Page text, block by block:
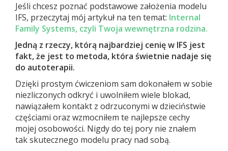
Jeśli chcesz poznać podstawowe założenia modelu
IFS, przeczytaj mój artykuł na ten temat: Internal
Family Systems, czyli Twoja wewnętrzna rodzina.
Jedną z rzeczy, którą najbardziej cenię w IFS jest
fakt, że jest to metoda, która świetnie nadaje się
do autoterapii.
Dzięki prostym ćwiczeniom sam dokonałem w sobie
niezliczonych odkryć i uwolniłem wiele blokad,
nawiązałem kontakt z odrzuconymi w dzieciństwie
częściami oraz wzmocniłem te najlepsze cechy
mojej osobowości. Nigdy do tej pory nie znałem
tak skutecznego modelu pracy nad sobą.